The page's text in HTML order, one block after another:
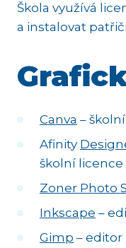
Škola využívá
a instalovat
Canva –
Afinity
školní
Zoner Photo
Inkscape –
Gimp –